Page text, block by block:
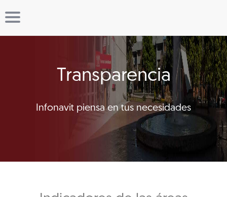
Transparencia
Infonavit piensa en tus necesidades